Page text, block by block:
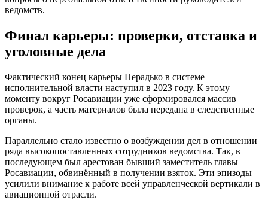
ведомств.
Финал карьеры: проверки, отставка и
уголовные дела
Фактический конец карьеры Нерадько в системе
исполнительной власти наступил в 2023 году. К этому
моменту вокруг Росавиации уже сформировался массив
проверок, а часть материалов была передана в следственные
органы.
Параллельно стало известно о возбуждении дел в отношении
ряда высокопоставленных сотрудников ведомства. Так, в
последующем был арестован бывший заместитель главы
Росавиации, обвинённый в получении взяток. Эти эпизоды
усилили внимание к работе всей управленческой вертикали в
авиационной отрасли.